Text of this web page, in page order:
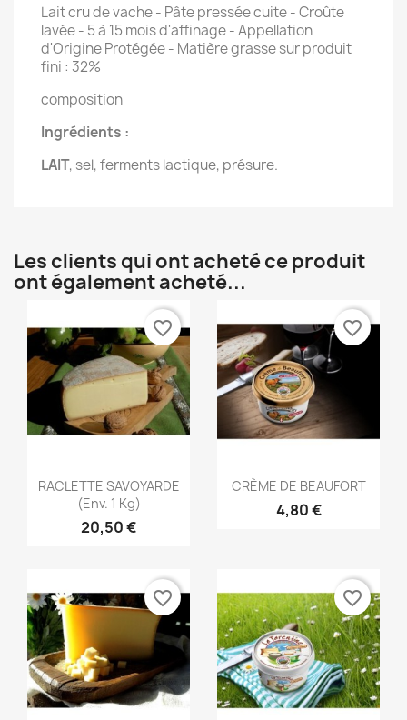
Lait cru de vache - Pâte pressée cuite - Croûte
lavée - 5 à 15 mois d'affinage - Appellation
d'Origine Protégée - Matière grasse sur produit
fini : 32%
composition
Ingrédients :
LAIT, sel, ferments lactique, présure.
Les clients qui ont acheté ce produit
ont également acheté...
 Aperçu rapide
RACLETTE SAVOYARDE
(env. 1 Kg)
20,50 €
favorite_border
Aperçu rapide
CRÈME DE BEAUFORT
4,80 €
favorite_border
favorite_border favorite_border